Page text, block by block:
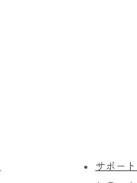
サポー